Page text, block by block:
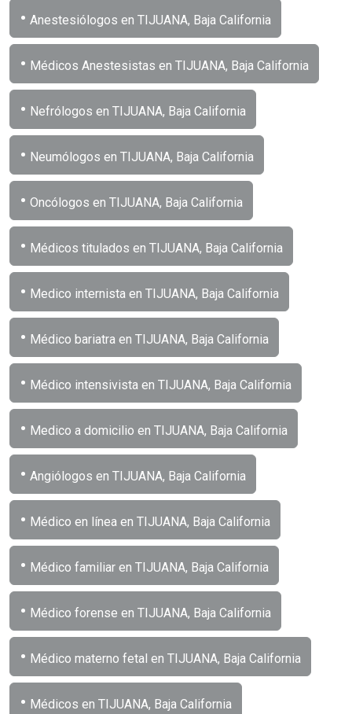
• Anestesiólogos en TIJUANA, Baja California
• Médicos Anestesistas en TIJUANA, Baja California
• Nefrólogos en TIJUANA, Baja California
• Neumólogos en TIJUANA, Baja California
• Oncólogos en TIJUANA, Baja California
• Médicos titulados en TIJUANA, Baja California
• Medico internista en TIJUANA, Baja California
• Médico bariatra en TIJUANA, Baja California
• Médico intensivista en TIJUANA, Baja California
• Medico a domicilio en TIJUANA, Baja California
• Angiólogos en TIJUANA, Baja California
• Médico en línea en TIJUANA, Baja California
• Médico familiar en TIJUANA, Baja California
• Médico forense en TIJUANA, Baja California
• Médico materno fetal en TIJUANA, Baja California
• Médicos en TIJUANA, Baja California